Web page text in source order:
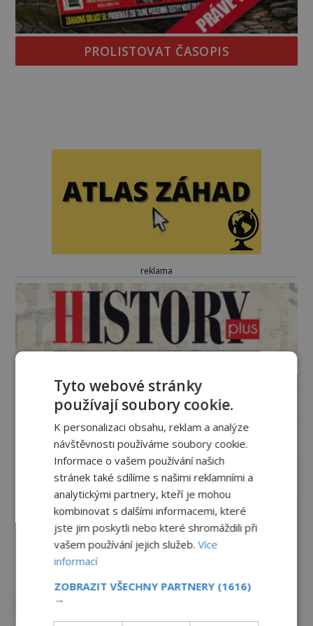
PROLISTOVAT ČASOPIS
reklama
Tyto webové stránky
používají soubory cookie.
K personalizaci obsahu, reklam a analýze
návštěvnosti používáme soubory cookie.
Informace o vašem používání našich
stránek také sdílíme s našimi reklamními a
analytickými partnery, kteří je mohou
kombinovat s dalšími informacemi, které
jste jim poskytli nebo které shromáždili při
vašem používání jejich služeb.Více
informací
ZOBRAZIT VŠECHNY PARTNERY (1616)
→